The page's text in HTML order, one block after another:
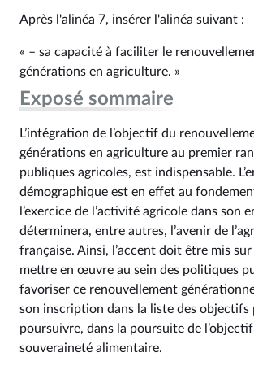
Après l'alinéa 7, insérer l'alinéa suivant :
« – sa capacité à faciliter le
générations en agriculture. »
Exposé sommaire
L’intégration de l’objectif du
générations en agriculture au premier
publiques agricoles, est indispensable.
démographique est en effet au
l’exercice de l’activité agricole dans son
déterminera, entre autres, l’avenir de
française. Ainsi, l’accent doit être mis sur
mettre en œuvre au sein des politiques
favoriser ce renouvellement
son inscription dans la liste des objectifs
poursuivre, dans la poursuite de
souveraineté alimentaire.